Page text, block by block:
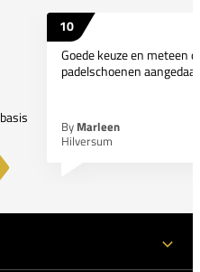
10
Goede keuze en meteen
padelschoenen
By Marleen
Hilversum